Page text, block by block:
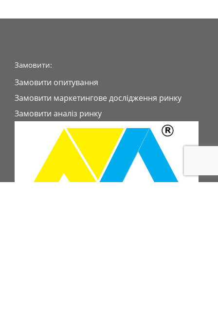
Замовити:
Замовити опитування
Замовити маркетингове дослідження ринку
Замовити аналіз ринку